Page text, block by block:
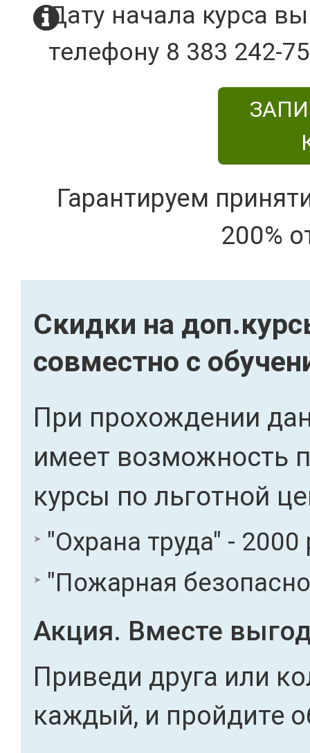
Дату начала курса
телефону 8 383 242-
Гарантируем
200%
Скидки на
совместно с
При прохождении
имеет возможность
курсы по льготной
"Охрана труда" - 2000
"Пожарная
Акция. Вместе
Приведи друга или
каждый, и пройдите